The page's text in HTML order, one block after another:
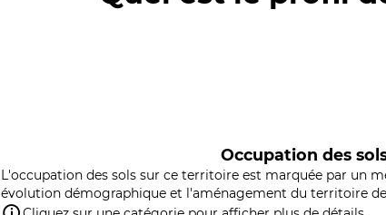
Occupation des
L'occupation des sols sur ce territoire est marquée par un
évolution démographique et l'aménagement du territoire